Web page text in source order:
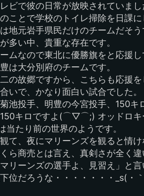
ビで彼の日常が放映されていまし
ことで学校のトイレ掃除を日課に
地元岩手県民だけのチームだそう
多い中、貴重な存在です。
ムなので東北に優勝旗をと応援し
は大分別府のチームです。
の故郷ですから、こちらも応援を
いで、かなり面白い試合でした。
池投手、明豊の今宮投手、150キ
150キロですよ(⌒▽⌒;) オッドロキ
当たり前の世界のようです。
て、夜にマリーンズを観ると情け
ら商売とは言え、真剣さが全く違
マリーンズの選手よ、見習え」と言
位だろうな・・・・・・・_s(・